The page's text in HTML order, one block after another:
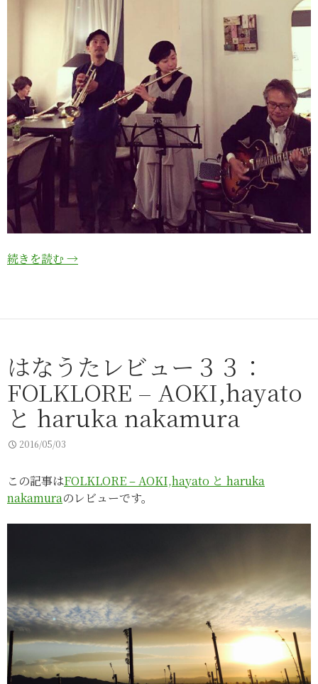
続きを読む →
はなうたレビュー３３：
FOLKLORE – AOKI,hayato
と haruka nakamura
2016/05/03
この記事はFOLKLORE – AOKI,hayato と haruka
nakamuraのレビューです。